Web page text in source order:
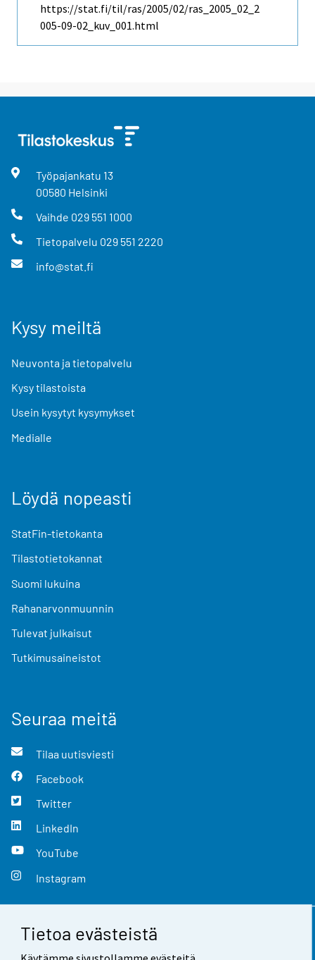
Tietoa evästeistä
https://stat.fi/til/ras/2005/02/ras_2005_02_2
005-09-02_kuv_001.html
Työpajankatu 13
00580 Helsinki
Vaihde 029 551 1000
Tietopalvelu 029 551 2220
info@stat.fi
Kysy meiltä
Neuvonta ja tietopalvelu
Kysy tilastoista
Usein kysytyt kysymykset
Medialle
Löydä nopeasti
StatFin-tietokanta
Tilastotietokannat
Suomi lukuina
Rahanarvonmuunnin
Tulevat julkaisut
Tutkimusaineistot
Seuraa meitä
Tilaa uutisviesti
Facebook
Twitter
LinkedIn
YouTube
Instagram
Yhteystiedot